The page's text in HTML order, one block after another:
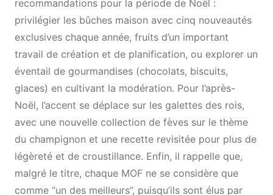
recommandations pour la période de Noël :
privilégier les bûches maison avec cinq nouveautés
exclusives chaque année, fruits d’un important
travail de création et de planification, ou explorer un
éventail de gourmandises (chocolats, biscuits,
glaces) en cultivant la modération. Pour l’après-
Noël, l’accent se déplace sur les galettes des rois,
avec une nouvelle collection de fèves sur le thème
du champignon et une recette revisitée pour plus de
légèreté et de croustillance. Enfin, il rappelle que,
malgré le titre, chaque MOF ne se considère que
comme “un des meilleurs”, puisqu’ils sont élus par